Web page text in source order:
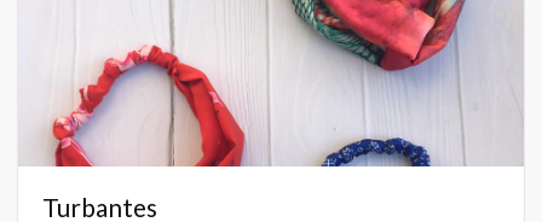
Turbantes